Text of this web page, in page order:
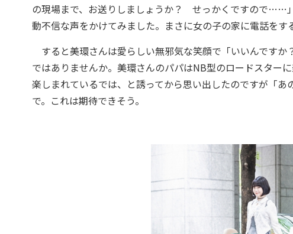
の現場まで、お送りしましょうか？ せっかくですので……
動不信な声をかけてみました。まさに女の子の家に電話をす
すると美環さんは愛らしい無邪気な笑顔で「いいんです
ではありませんか。美環さんのパパはNB型のロードスター
楽しまれているでは、と誘ってから思い出したのですが「
で。これは期待できそう。